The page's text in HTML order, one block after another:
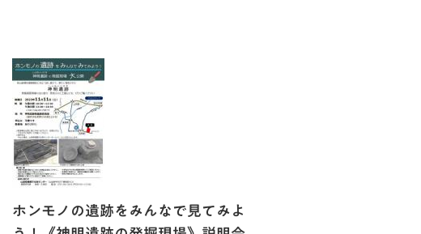
ホンモノの遺跡をみんなで見てみよ